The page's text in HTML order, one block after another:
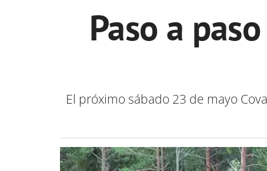
Paso a
El próximo sábado 23 de mayo